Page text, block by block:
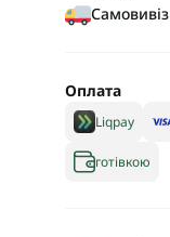
Самовивіз
Оплата
Liqpay
готівкою